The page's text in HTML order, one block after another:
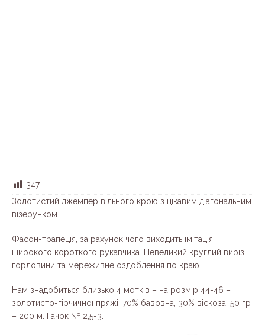
347
Золотистий джемпер вільного крою з цікавим діагональним
візерунком.
Фасон-трапеція, за рахунок чого виходить імітація
широкого короткого рукавчика. Невеликий круглий виріз
горловини та мереживне оздоблення по краю.
Нам знадобиться близько 4 мотків – на розмір 44-46 –
золотисто-гірчичної пряжі: 70% бавовна, 30% віскоза; 50 гр
– 200 м. Гачок № 2,5-3.